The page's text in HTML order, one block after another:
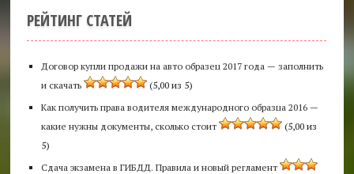
РЕЙТИНГ СТАТЕЙ
Договор купли продажи на авто образец 2017 года — заполнить
и скачать
(5,00 из 5)
Как получить права водителя международного образца 2016 —
какие нужны документы, сколько стоит
(5,00 из
5)
Сдача экзамена в ГИБДД. Правила и новый регламент